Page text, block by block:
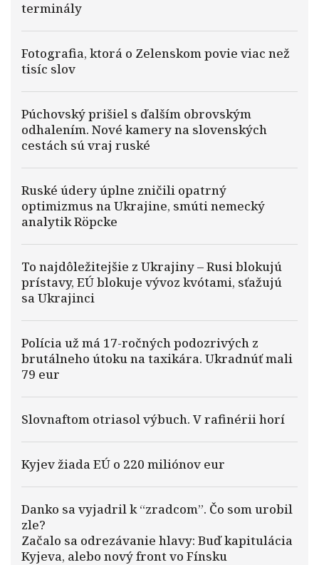
terminály
Fotografia, ktorá o Zelenskom povie viac než
tisíc slov
Púchovský prišiel s ďalším obrovským
odhalením. Nové kamery na slovenských
cestách sú vraj ruské
Ruské údery úplne zničili opatrný
optimizmus na Ukrajine, smúti nemecký
analytik Röpcke
To najdôležitejšie z Ukrajiny – Rusi blokujú
prístavy, EÚ blokuje vývoz kvótami, sťažujú
sa Ukrajinci
Polícia už má 17-ročných podozrivých z
brutálneho útoku na taxikára. Ukradnúť mali
79 eur
Slovnaftom otriasol výbuch. V rafinérii horí
Kyjev žiada EÚ o 220 miliónov eur
Danko sa vyjadril k “zradcom”. Čo som urobil
zle?
Začalo sa odrezávanie hlavy: Buď kapitulácia
Kyjeva, alebo nový front vo Fínsku